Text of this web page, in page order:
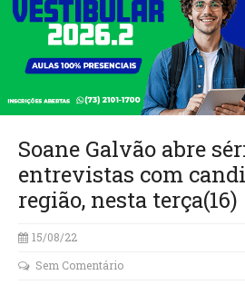
Soane Galvão abre
entrevistas com
região, nesta terça(16)
15/08/22
Sem Comentário